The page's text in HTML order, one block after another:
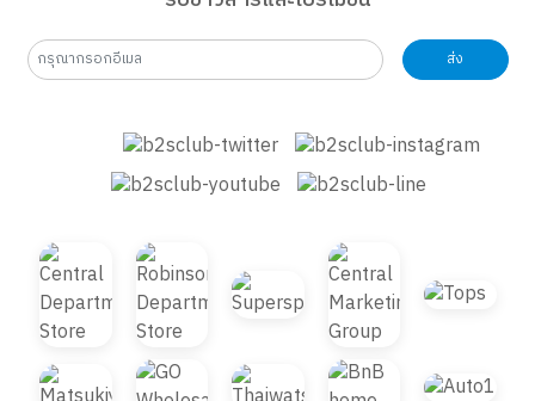
รับข่าวสารและโปรโมชั่น